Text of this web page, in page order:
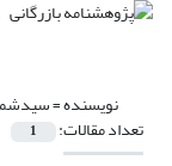
نویسنده =
تعداد مقالات: 1